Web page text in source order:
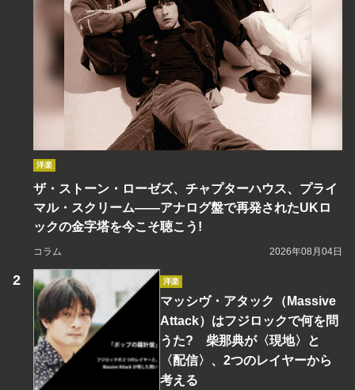
洋楽
ザ・ストーン・ローゼズ、チャプターハウス、プライ
マル・スクリーム――アナログ盤で再発されたUKロ
ックの金字塔を今こそ聴こう!
コラム 2026年08月04日
洋楽
マッシヴ・アタック（Massive
Attack）はフジロックで何を問
うた? 柴那典が〈現地〉と
〈配信〉、2つのレイヤーから
考える